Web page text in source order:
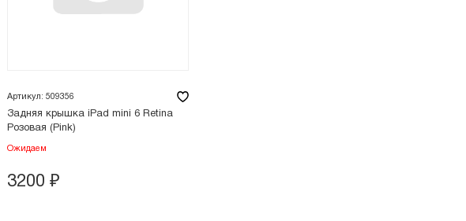
Артикул: 509356
Задняя крышка iPad mini 6 Retina
Розовая (Pink)
Ожидаем
3200 ₽